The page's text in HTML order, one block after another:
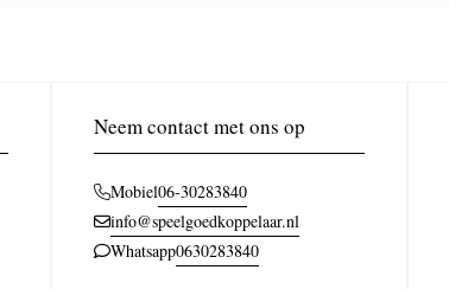
Neem contact met ons op
Mobiel06-30283840
info@speelgoedkoppelaar.nl
Whatsapp0630283840